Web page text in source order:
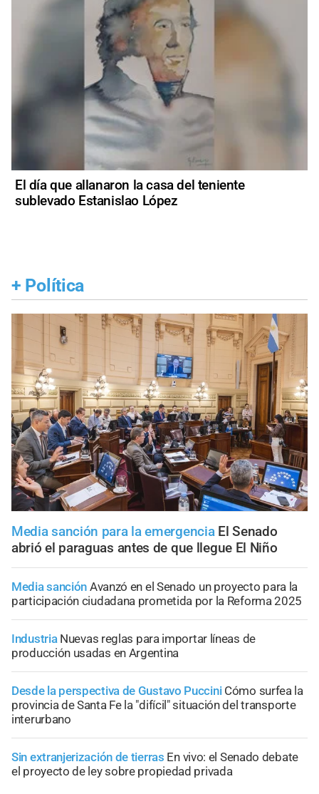
El día que allanaron la casa del teniente
sublevado Estanislao López
+ Política
Media sanción para la emergencia El Senado
abrió el paraguas antes de que llegue El Niño
Media sanción Avanzó en el Senado un proyecto para la
participación ciudadana prometida por la Reforma 2025
Industria Nuevas reglas para importar líneas de
producción usadas en Argentina
Desde la perspectiva de Gustavo Puccini Cómo surfea la
provincia de Santa Fe la "difícil" situación del transporte
interurbano
Sin extranjerización de tierras En vivo: el Senado debate
el proyecto de ley sobre propiedad privada